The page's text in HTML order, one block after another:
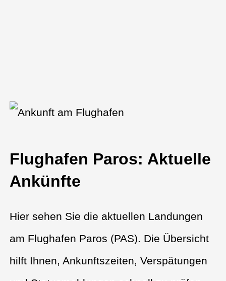
Flughafen Paros: Aktuelle
Ankünfte
Hier sehen Sie die aktuellen Landungen
am Flughafen Paros (PAS). Die Übersicht
hilft Ihnen, Ankunftszeiten, Verspätungen